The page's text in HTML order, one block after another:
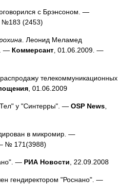
с Брэнсоном. —
№183 (2453)
. Леонид Меламед
— Коммерсант , 01.06.2009. —
телекоммуникационных
, 01.06.2009
у "Синтерры". — OSP News
в микромир. —
№ 171(3988)
— РИА Новости , 22.09.2008
гендиректором "Роснано". —